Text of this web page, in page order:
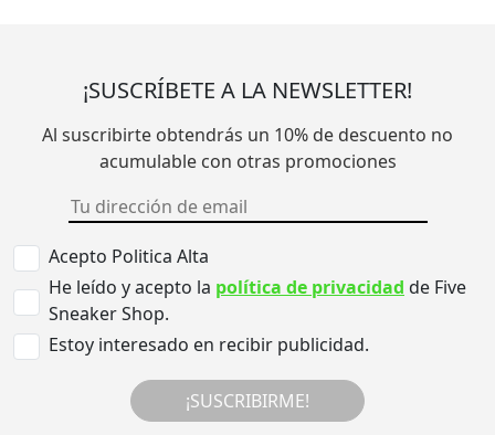
¡SUSCRÍBETE A LA NEWSLETTER!
Al suscribirte obtendrás un 10% de descuento no
acumulable con otras promociones
Acepto Politica Alta
He leído y acepto la política de privacidad de Five
Sneaker Shop.
Estoy interesado en recibir publicidad.
¡SUSCRIBIRME!